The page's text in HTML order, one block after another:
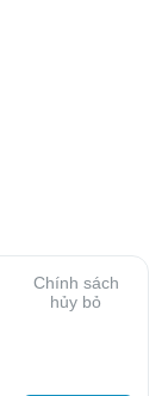
Chính sách
hủy bỏ